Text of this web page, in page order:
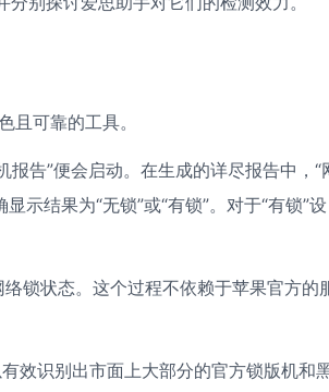
且可靠的工具。
告”便会启动。在生成的详尽报告中，“
示结果为“无锁”或“有锁”。对于“有锁”设
锁状态。这个过程不依赖于苹果官方的
效识别出市面上大部分的官方锁版机和